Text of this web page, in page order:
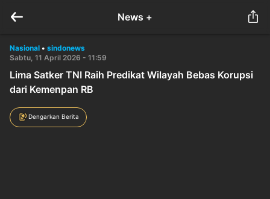
News +
Nasional • sindonews
Sabtu, 11 April 2026 - 11:59
Lima Satker TNI Raih Predikat Wilayah Bebas Korupsi
dari Kemenpan RB
Dengarkan Berita